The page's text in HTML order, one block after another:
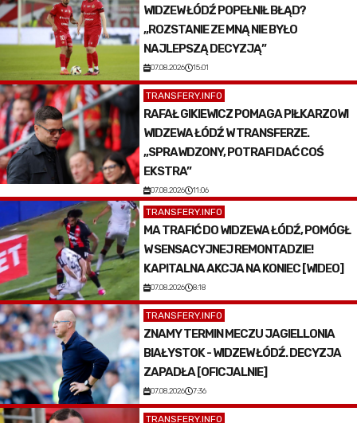
WIDZEW ŁÓDŹ POPEŁNIŁ BŁĄD?
„ROZSTANIE ZE MNĄ NIE BYŁO
NAJLEPSZĄ DECYZJĄ”
07.08.2026 15:01
TRANSFERY.INFO
RAFAŁ GIKIEWICZ POMAGA PIŁKARZOWI
WIDZEWA ŁÓDŹ W TRANSFERZE.
„SPRAWDZONY, POTRAFI DAĆ COŚ
EKSTRA”
07.08.2026 11:06
TRANSFERY.INFO
MA TRAFIĆ DO WIDZEWA ŁÓDŹ, POMÓGŁ
W SENSACYJNEJ REMONTADZIE!
KAPITALNA AKCJA NA KONIEC [WIDEO]
07.08.2026 8:18
TRANSFERY.INFO
ZNAMY TERMIN MECZU JAGIELLONIA
BIAŁYSTOK - WIDZEW ŁÓDŹ. DECYZJA
ZAPADŁA [OFICJALNIE]
07.08.2026 7:36
TRANSFERY.INFO